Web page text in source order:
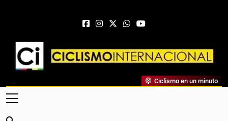
Ciclismo Internacional
Web Dedicada Al Ciclismo Mundial. Entrevistas, Análisis,
Crónicas, Previas Y Más. La Web Ciclista De Referencia.
Ciclismo en un minuto